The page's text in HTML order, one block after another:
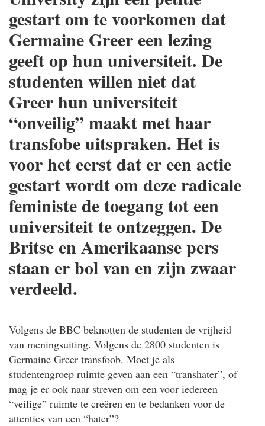
gestart om te voorkomen dat
Germaine Greer een lezing
geeft op hun universiteit. De
studenten willen niet dat
Greer hun universiteit
“onveilig” maakt met haar
transfobe uitspraken. Het is
voor het eerst dat er een actie
gestart wordt om deze radicale
feministe de toegang tot een
universiteit te ontzeggen. De
Britse en Amerikaanse pers
staan er bol van en zijn zwaar
verdeeld.
Volgens de BBC beknotten de studenten de vrijheid
van meningsuiting. Volgens de 2800 studenten is
Germaine Greer transfoob. Moet je als
studentengroep ruimte geven aan een “transhater”, of
mag je er ook naar streven om een voor iedereen
“veilige” ruimte te creëren en te bedanken voor de
attenties van een “hater”?